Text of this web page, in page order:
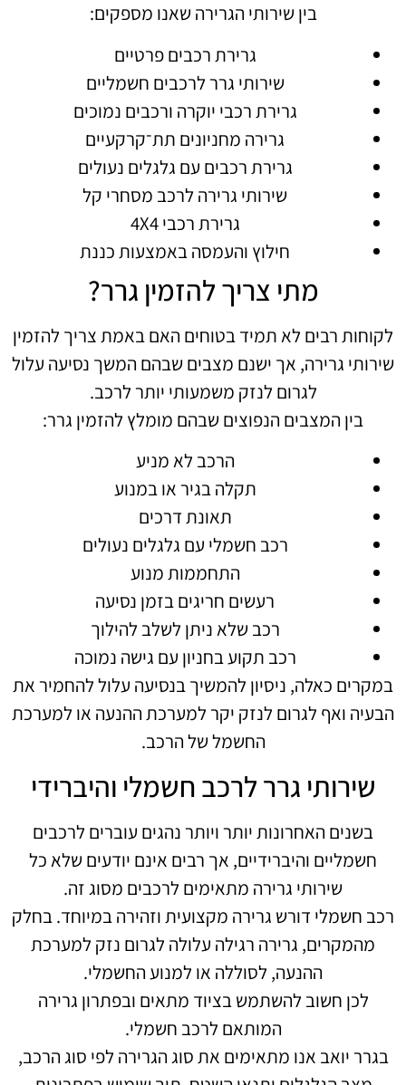
בין שירותי הגרירה שאנו מספקים:
גרירת רכבים פרטיים
שירותי גרר לרכבים חשמליים
גרירת רכבי יוקרה ורכבים נמוכים
גרירה מחניונים תת־קרקעיים
גרירת רכבים עם גלגלים נעולים
שירותי גרירה לרכב מסחרי קל
גרירת רכבי 4X4
חילוץ והעמסה באמצעות כננת
מתי צריך להזמין גרר?
לקוחות רבים לא תמיד בטוחים האם באמת צריך להזמין
שירותי גרירה, אך ישנם מצבים שבהם המשך נסיעה עלול
לגרום לנזק משמעותי יותר לרכב.
בין המצבים הנפוצים שבהם מומלץ להזמין גרר:
הרכב לא מניע
תקלה בגיר או במנוע
תאונת דרכים
רכב חשמלי עם גלגלים נעולים
התחממות מנוע
רעשים חריגים בזמן נסיעה
רכב שלא ניתן לשלב להילוך
רכב תקוע בחניון עם גישה נמוכה
במקרים כאלה, ניסיון להמשיך בנסיעה עלול להחמיר את
הבעיה ואף לגרום לנזק יקר למערכת ההנעה או למערכת
החשמל של הרכב.
שירותי גרר לרכב חשמלי והיברידי
בשנים האחרונות יותר ויותר נהגים עוברים לרכבים
חשמליים והיברידיים, אך רבים אינם יודעים שלא כל
שירותי גרירה מתאימים לרכבים מסוג זה.
רכב חשמלי דורש גרירה מקצועית וזהירה במיוחד. בחלק
מהמקרים, גרירה רגילה עלולה לגרום נזק למערכת
ההנעה, לסוללה או למנוע החשמלי.
לכן חשוב להשתמש בציוד מתאים ובפתרון גרירה
המותאם לרכב חשמלי.
בגרר יואב אנו מתאימים את סוג הגרירה לפי סוג הרכב,